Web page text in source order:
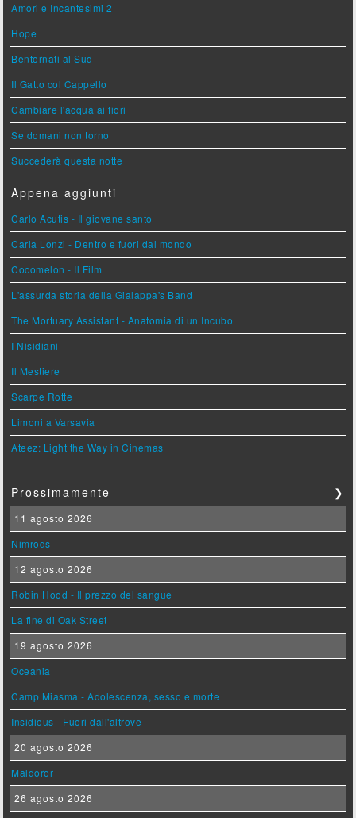
Amori e Incantesimi 2
Hope
Bentornati al Sud
Il Gatto col Cappello
Cambiare l'acqua ai fiori
Se domani non torno
Succederà questa notte
Appena aggiunti
Carlo Acutis - Il giovane santo
Carla Lonzi - Dentro e fuori dal mondo
Cocomelon - Il Film
L'assurda storia della Gialappa's Band
The Mortuary Assistant - Anatomia di un Incubo
I Nisidiani
Il Mestiere
Scarpe Rotte
Limoni a Varsavia
Ateez: Light the Way in Cinemas
Prossimamente ❯
11 agosto 2026
Nimrods
12 agosto 2026
Robin Hood - Il prezzo del sangue
La fine di Oak Street
19 agosto 2026
Oceania
Camp Miasma - Adolescenza, sesso e morte
Insidious - Fuori dall'altrove
20 agosto 2026
Maldoror
26 agosto 2026